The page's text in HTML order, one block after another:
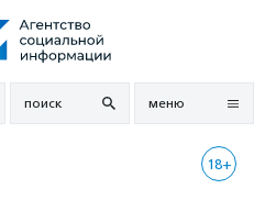
поиск меню
18+